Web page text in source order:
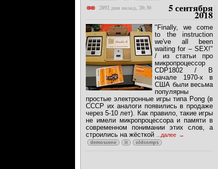
2892 дня назад, 20:30 5 сентября
2018
"Finally, we come
to the instruction
we've all been
waiting for – SEX!"
/ из статьи про
микропроцессор
CDP1802 / В
начале 1970-х в
США были весьма
популярны
простые электронные игры типа Pong (в
СССР их аналоги появились в продаже
через 5-10 лет). Как правило, такие игры
не имели микропроцессора и памяти в
современном понимании этих слов, а
строились на жёсткой
...далее
demoscene it oldcomps